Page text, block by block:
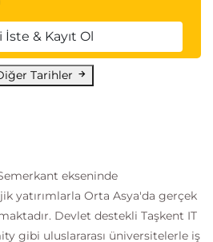
İste & Kayıt Ol
Tarihler
ekseninde
yatırımlarla Orta Asya'da gerçek
Devlet destekli Taşkent IT
gibi uluslararası üniversitelerle iş